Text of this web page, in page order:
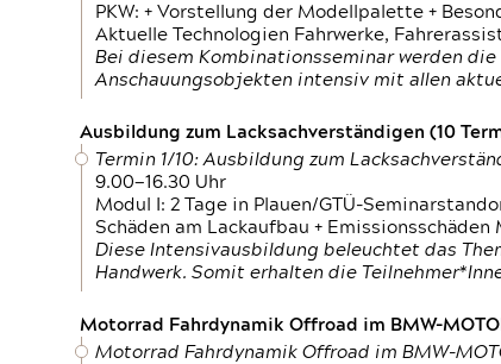
PKW: + Vorstellung der Modellpalette +
Aktuelle Technologien Fahrwerke,
Bei diesem Kombinationsseminar werden
Anschauungsobjekten intensiv mit allen
Ausbildung zum Lacksachverständigen (10
Termin 1/10: Ausbildung zum
9.00—16.30 Uhr
Modul I: 2 Tage in Plauen/GTÜ-
Schäden am Lackaufbau + Emissionsschäden
Diese Intensivausbildung beleuchtet das
Handwerk. Somit erhalten die
Motorrad Fahrdynamik Offroad im BMW-
Motorrad Fahrdynamik Offroad im BMW-